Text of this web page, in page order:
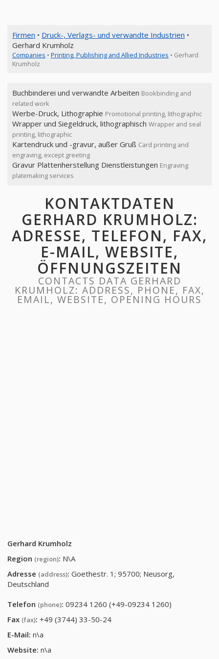
Firmen • Druck-, Verlags- und verwandte Industrien •
Gerhard Krumholz
Companies • Printing, Publishing and Allied Industries • Gerhard
Krumholz
Buchbinderei und verwandte Arbeiten Bookbinding and
related work
Werbe-Druck, Lithographie Promotional printing, lithographic
Wrapper und Siegeldruck, lithographisch Wrapper and seal
printing, lithographic
Kartendruck und -gravur, außer Gruß Card printing and
engraving, except greeting
Gravur Plattenherstellung Dienstleistungen Engraving
platemaking services
KONTAKTDATEN
GERHARD KRUMHOLZ:
ADRESSE, TELEFON, FAX,
E-MAIL, WEBSITE,
ÖFFNUNGSZEITEN
CONTACTS DATA GERHARD
KRUMHOLZ: ADDRESS, PHONE, FAX,
EMAIL, WEBSITE, OPENING HOURS
Gerhard Krumholz
Region (region): N\A
Adresse (address): Goethestr. 1; 95700; Neusorg,
Deutschland
Telefon (phone): 09234 1260 (+49-09234 1260)
Fax (fax): +49 (3744) 33-50-24
E-Mail: n\a
Website: n\a